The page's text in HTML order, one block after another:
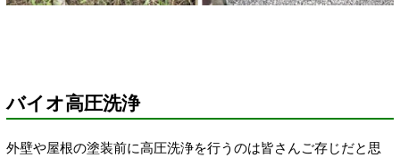
バイオ高圧洗浄
外壁や屋根の塗装前に高圧洗浄を行うのは皆さんご存じだと思